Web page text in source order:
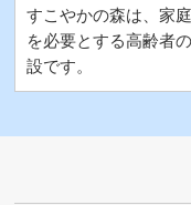
すこやかの森は、家
を必要とする高齢者
設です。